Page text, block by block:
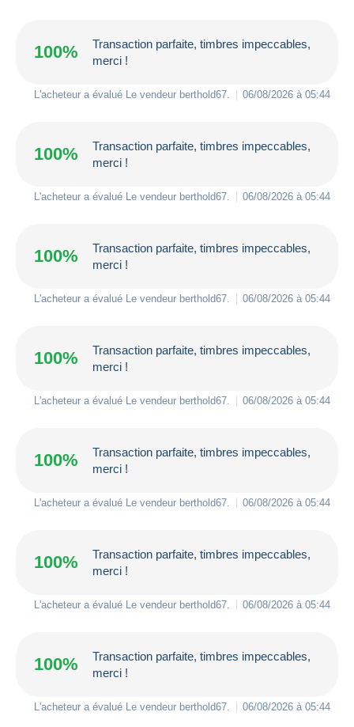
100%
Transaction parfaite, timbres impeccables,
merci !
L'acheteur a évalué Le vendeur berthold67. 06/08/2026 à 05:44
100%
Transaction parfaite, timbres impeccables,
merci !
L'acheteur a évalué Le vendeur berthold67. 06/08/2026 à 05:44
100%
Transaction parfaite, timbres impeccables,
merci !
L'acheteur a évalué Le vendeur berthold67. 06/08/2026 à 05:44
100%
Transaction parfaite, timbres impeccables,
merci !
L'acheteur a évalué Le vendeur berthold67. 06/08/2026 à 05:44
100%
Transaction parfaite, timbres impeccables,
merci !
L'acheteur a évalué Le vendeur berthold67. 06/08/2026 à 05:44
100%
Transaction parfaite, timbres impeccables,
merci !
L'acheteur a évalué Le vendeur berthold67. 06/08/2026 à 05:44
100%
Transaction parfaite, timbres impeccables,
merci !
L'acheteur a évalué Le vendeur berthold67. 06/08/2026 à 05:44